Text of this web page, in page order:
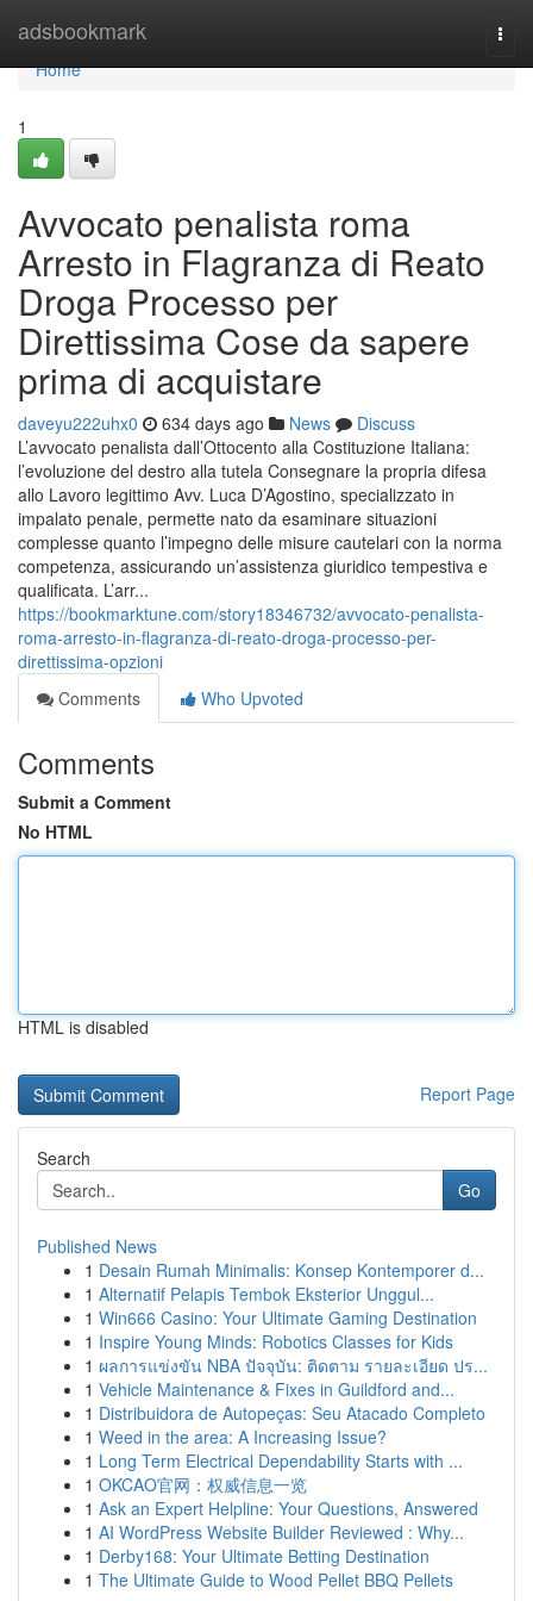
adsbookmark
Home
Home
1
Avvocato penalista roma
Arresto in Flagranza di Reato
Droga Processo per
Direttissima Cose da sapere
prima di acquistare
daveyu222uhx0 634 days ago News
Discuss
L’avvocato penalista dall’Ottocento alla Costituzione Italiana:
l’evoluzione del destro alla tutela Consegnare la propria difesa
allo Lavoro legittimo Avv. Luca D’Agostino, specializzato in
impalato penale, permette nato da esaminare situazioni
complesse quanto l’impegno delle misure cautelari con la norma
competenza, assicurando un’assistenza giuridico tempestiva e
qualificata. L’arr...
https://bookmarktune.com/story18346732/avvocato-penalista-
roma-arresto-in-flagranza-di-reato-droga-processo-per-
direttissima-opzioni
Comments
Who Upvoted
Comments
Submit a Comment
No HTML
HTML is disabled
Report Page
Search
Go
Published News
1 Desain Rumah Minimalis: Konsep Kontemporer d...
1 Alternatif Pelapis Tembok Eksterior Unggul...
1 Win666 Casino: Your Ultimate Gaming Destination
1 Inspire Young Minds: Robotics Classes for Kids
1 ผลการแข่งขัน NBA ปัจจุบัน: ติดตาม รายละเอียด ปร...
1 Vehicle Maintenance & Fixes in Guildford and...
1 Distribuidora de Autopeças: Seu Atacado Completo
1 Weed in the area: A Increasing Issue?
1 Long Term Electrical Dependability Starts with ...
1 OKCAO官网：权威信息一览
1 Ask an Expert Helpline: Your Questions, Answered
1 AI WordPress Website Builder Reviewed : Why...
1 Derby168: Your Ultimate Betting Destination
1 The Ultimate Guide to Wood Pellet BBQ Pellets